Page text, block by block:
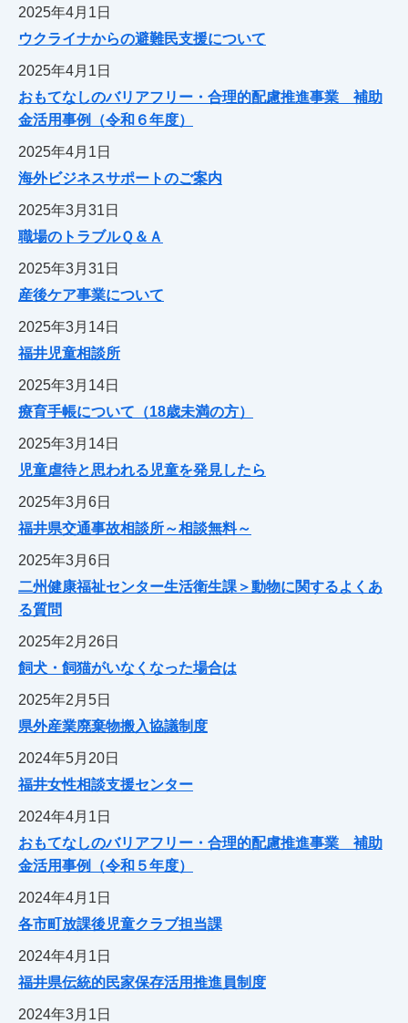
2025年4月1日
ウクライナからの避難民支援について
2025年4月1日
おもてなしのバリアフリー・合理的配慮推進事業 補助
金活用事例（令和６年度）
2025年4月1日
海外ビジネスサポートのご案内
2025年3月31日
職場のトラブルＱ＆Ａ
2025年3月31日
産後ケア事業について
2025年3月14日
福井児童相談所
2025年3月14日
療育手帳について（18歳未満の方）
2025年3月14日
児童虐待と思われる児童を発見したら
2025年3月6日
福井県交通事故相談所～相談無料～
2025年3月6日
二州健康福祉センター生活衛生課＞動物に関するよくあ
る質問
2025年2月26日
飼犬・飼猫がいなくなった場合は
2025年2月5日
県外産業廃棄物搬入協議制度
2024年5月20日
福井女性相談支援センター
2024年4月1日
おもてなしのバリアフリー・合理的配慮推進事業 補助
金活用事例（令和５年度）
2024年4月1日
各市町放課後児童クラブ担当課
2024年4月1日
福井県伝統的民家保存活用推進員制度
2024年3月1日